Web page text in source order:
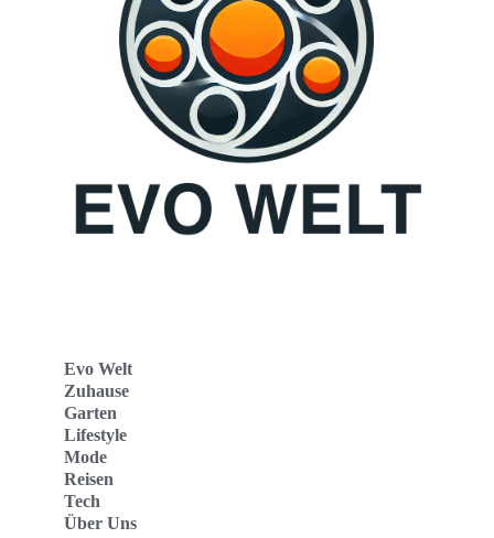
Evo Welt
Zuhause
Garten
Lifestyle
Mode
Reisen
Tech
Über Uns